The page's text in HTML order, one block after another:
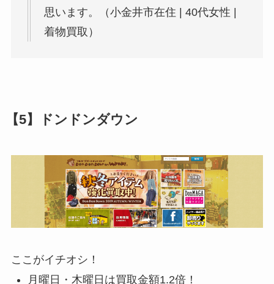
思います。（小金井市在住 | 40代女性 |
着物買取）
【5】ドンドンダウン
ここがイチオシ！
月曜日・木曜日は買取金額1.2倍！